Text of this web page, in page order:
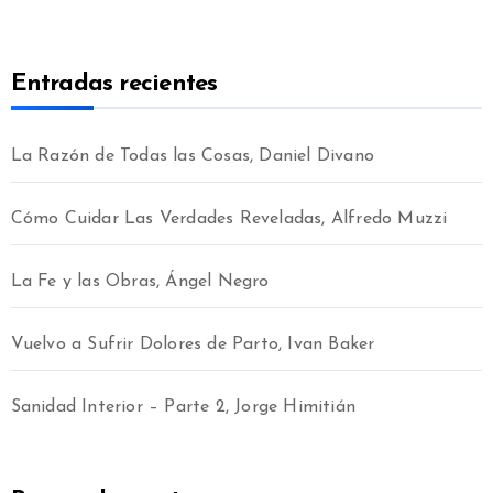
Entradas recientes
La Razón de Todas las Cosas, Daniel Divano
Cómo Cuidar Las Verdades Reveladas, Alfredo Muzzi
La Fe y las Obras, Ángel Negro
Vuelvo a Sufrir Dolores de Parto, Ivan Baker
Sanidad Interior – Parte 2, Jorge Himitián